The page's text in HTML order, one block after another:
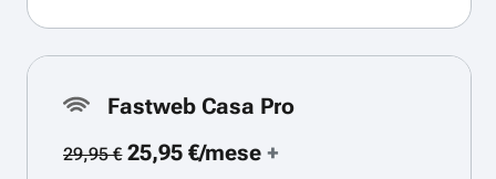
Fastweb Casa Pro
29,95 €25,95 €/mese+